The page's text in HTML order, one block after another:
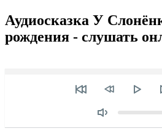
Аудиосказка У
рождения - слушать